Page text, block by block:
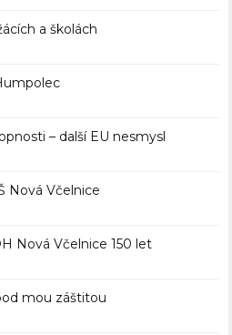
a školách
– další EU nesmysl
Nová Včelnice
Nová Včelnice 150 let
mou záštitou